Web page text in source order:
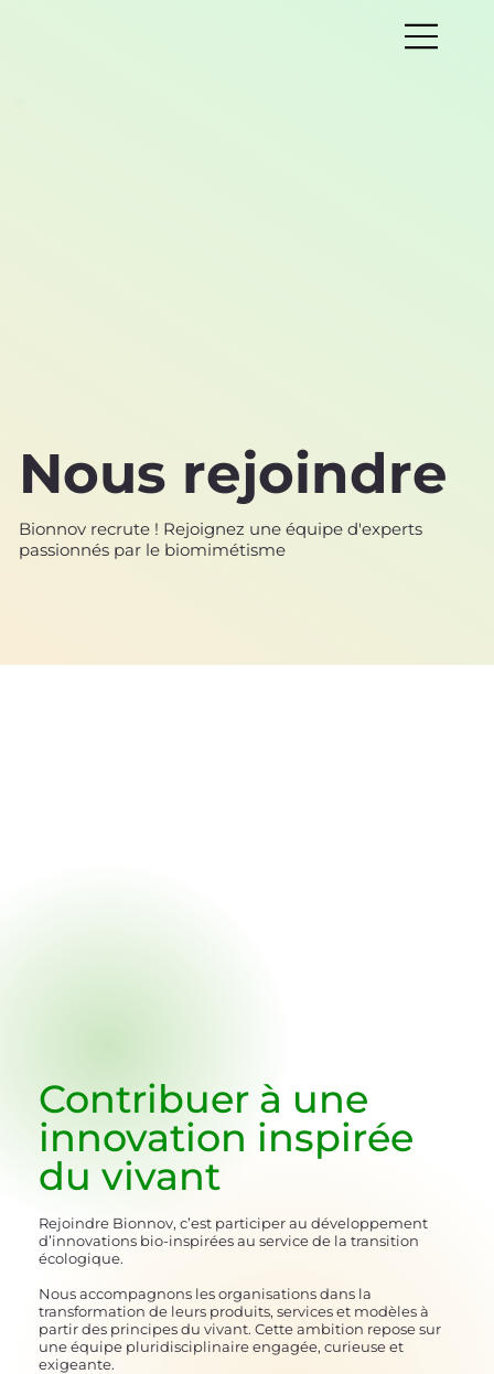
Nous rejoindre
Bionnov recrute ! Rejoignez une équipe d'experts
passionnés par le biomimétisme
Contribuer à une
innovation inspirée
du vivant
Rejoindre Bionnov, c’est participer au développement
d’innovations bio-inspirées au service de la transition
écologique.
Nous accompagnons les organisations dans la
transformation de leurs produits, services et modèles à
partir des principes du vivant. Cette ambition repose sur
une équipe pluridisciplinaire engagée, curieuse et
exigeante.